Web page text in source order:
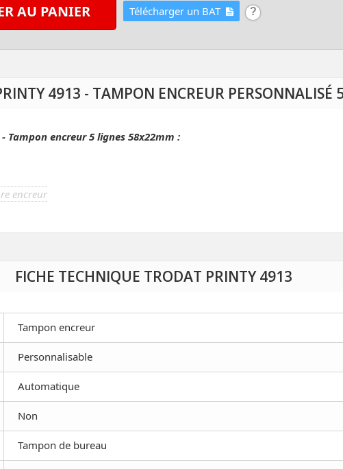
AU PANIER Télécharger un BAT
4913 - TAMPON ENCREUR PERSONNALISÉ
encreur 5 lignes 58x22mm :
encreur
FICHE TECHNIQUE TRODAT PRINTY 4913
Tampon encreur
Personnalisable
Automatique
Non
Tampon de bureau